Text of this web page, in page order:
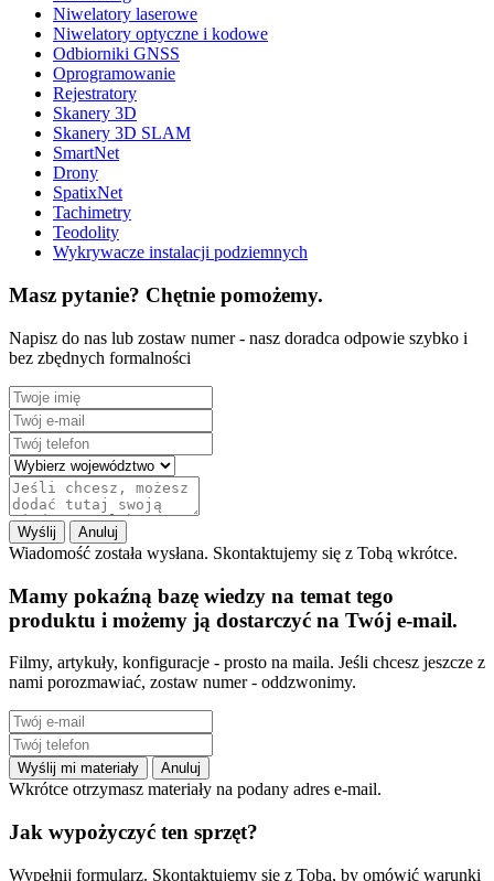
Niwelatory laserowe
Niwelatory optyczne i kodowe
Odbiorniki GNSS
Oprogramowanie
Rejestratory
Skanery 3D
Skanery 3D SLAM
SmartNet
Drony
SpatixNet
Tachimetry
Teodolity
Wykrywacze instalacji podziemnych
Masz pytanie? Chętnie pomożemy.
Napisz do nas lub zostaw numer - nasz doradca odpowie szybko i
bez zbędnych formalności
Wyślij Anuluj
Wiadomość została wysłana. Skontaktujemy się z Tobą wkrótce.
Mamy pokaźną bazę wiedzy na temat tego
produktu i możemy ją dostarczyć na Twój e-mail.
Filmy, artykuły, konfiguracje - prosto na maila. Jeśli chcesz jeszcze z
nami porozmawiać, zostaw numer - oddzwonimy.
Wyślij mi materiały Anuluj
Wkrótce otrzymasz materiały na podany adres e-mail.
Jak wypożyczyć ten sprzęt?
Wypełnij formularz. Skontaktujemy się z Tobą, by omówić warunki